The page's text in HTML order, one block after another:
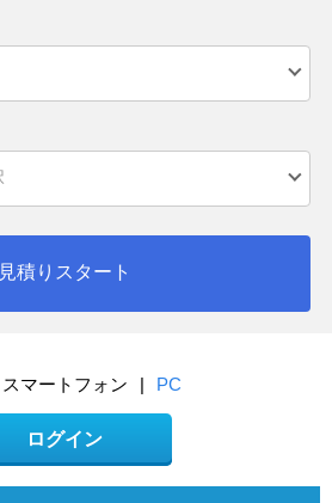
見積りスタート
スマートフォン | PC
ログイン